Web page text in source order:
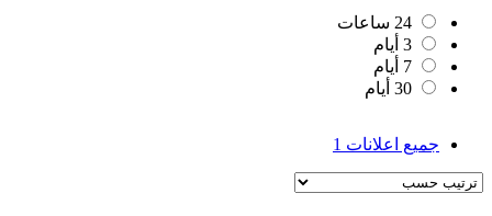
24 ساعات
3 أيام
7 أيام
30 أيام
جميع اعلانات 1